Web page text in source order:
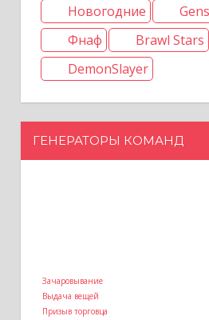
Новогодние
Фнаф
Brawl Stars
DemonSlayer
ГЕНЕРАТОРЫ КОМАНД
Зачаровывание
Выдача вещей
Призыв торговца